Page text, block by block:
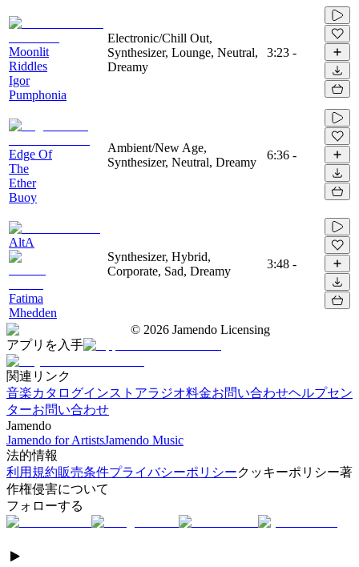
Moonlit
Riddles
Igor
Pumphonia
Electronic/Chill Out,
Synthesizer, Lounge, Neutral,
Dreamy
3:23 -
Edge Of
The
Ether
Buoy
Ambient/New Age,
Synthesizer, Neutral, Dreamy
6:36 -
AltA
Fatima
Mhedden
Synthesizer, Hybrid,
Corporate, Sad, Dreamy
3:48 -
© 2026 Jamendo Licensing
アプリを入手
関連リンク
音楽カタログインストアラジオ料金お問い合わせヘルプセン
ターお問い合わせ
Jamendo
Jamendo for ArtistsJamendo Music
法的情報
利用規約販売条件プライバシーポリシークッキーポリシー著
作権侵害について
フォローする